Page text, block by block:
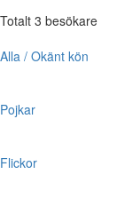
Totalt 3 besökare
Alla / Okänt kön
Pojkar
Flickor